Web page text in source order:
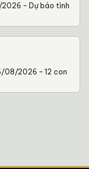
– Dự báo tình
08/2026 – 12 con